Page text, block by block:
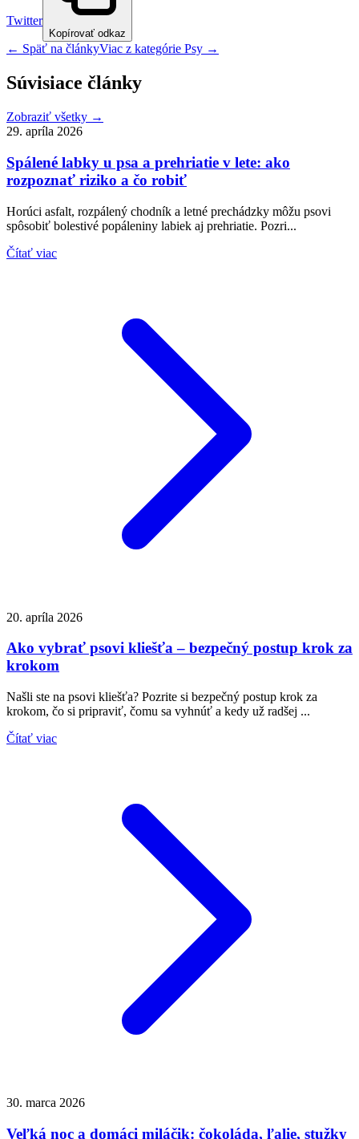
Twitter
Kopírovať odkaz
← Späť na článkyViac z kategórie Psy →
Súvisiace články
Zobraziť všetky →
29. apríla 2026
Spálené labky u psa a prehriatie v lete: ako
rozpoznať riziko a čo robiť
Horúci asfalt, rozpálený chodník a letné prechádzky môžu psovi
spôsobiť bolestivé popáleniny labiek aj prehriatie. Pozri...
Čítať viac
20. apríla 2026
Ako vybrať psovi kliešťa – bezpečný postup krok za
krokom
Našli ste na psovi kliešťa? Pozrite si bezpečný postup krok za
krokom, čo si pripraviť, čomu sa vyhnúť a kedy už radšej ...
Čítať viac
30. marca 2026
Veľká noc a domáci miláčik: čokoláda, ľalie, stužky